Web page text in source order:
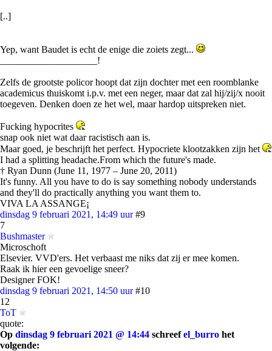
[..]
Yep, want Baudet is echt de enige die zoiets zegt...
____________________!
Zelfs de grootste policor hoopt dat zijn dochter met een roomblanke
academicus thuiskomt i.p.v. met een neger, maar dat zal hij/zij/x nooit
toegeven. Denken doen ze het wel, maar hardop uitspreken niet.
Fucking hypocrites
snap ook niet wat daar racistisch aan is.
Maar goed, je beschrijft het perfect. Hypocriete klootzakken zijn het
I had a splitting headache.From which the future's made.
† Ryan Dunn (June 11, 1977 – June 20, 2011)
It's funny. All you have to do is say something nobody understands
and they'll do practically anything you want them to.
VIVA LA ASSANGE¡
dinsdag 9 februari 2021, 14:49 uur #9
7
Bushmaster
Microschoft
Elsevier. VVD'ers. Het verbaast me niks dat zij er mee komen.
Raak ik hier een gevoelige sneer?
Designer FOK!
dinsdag 9 februari 2021, 14:50 uur #10
12
ToT
quote:
Op dinsdag 9 februari 2021 @ 14:44 schreefel_burro het
volgende: